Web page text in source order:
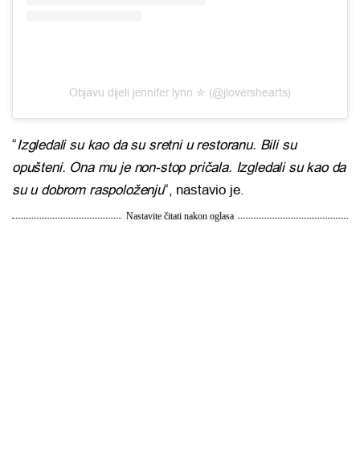
Objavu dijeli jennifer lynn ✮ (@jlovershearts)
“Izgledali su kao da su sretni u restoranu. Bili su
opušteni. Ona mu je non-stop pričala. Izgledali su kao da
su u dobrom raspoloženju“, nastavio je.
Nastavite čitati nakon oglasa